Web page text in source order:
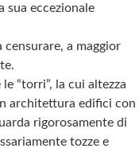
sua eccezionale
a maggior
“torri”, la cui altezza
architettura edifici con
rigorosamente di
tozze e